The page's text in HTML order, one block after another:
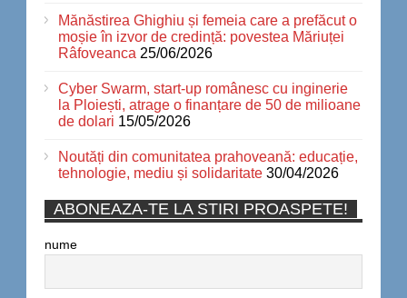
Mănăstirea Ghighiu și femeia care a prefăcut o
moșie în izvor de credință: povestea Măriuței
Râfoveanca 25/06/2026
Cyber Swarm, start-up românesc cu inginerie
la Ploiești, atrage o finanțare de 50 de milioane
de dolari 15/05/2026
Noutăți din comunitatea prahoveană: educație,
tehnologie, mediu și solidaritate 30/04/2026
ABONEAZA-TE LA STIRI PROASPETE!
nume